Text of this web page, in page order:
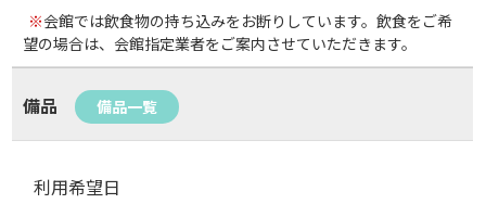
※会館では飲食物の持ち込みをお断りしています。飲食をご希
望の場合は、会館指定業者をご案内させていただきます。
備品 備品一覧
利用希望日